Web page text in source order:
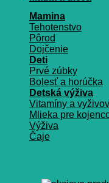
Mamina
Tehotenstvo
Pôrod
Dojčenie
Deti
Prvé zúbky
Bolesť a horúčka
Detská výživa
Vitamíny a
Mlieka pre
Výživa
Čaje